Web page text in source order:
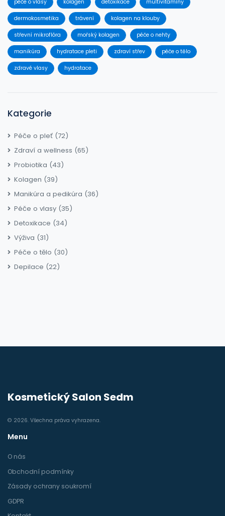
péče o vlasy kolagen detoxikace multivitamíny
dermokosmetika trávení kolagen na klouby
střevní mikroflóra mořský kolagen péče o nehty
manikúra hydratace pleti zdraví střev péče o tělo
zdravé vlasy hydratace
Kategorie
Péče o pleť (72)
Zdraví a wellness (65)
Probiotika (43)
Kolagen (39)
Manikúra a pedikúra (36)
Péče o vlasy (35)
Detoxikace (34)
Výživa (31)
Péče o tělo (30)
Depilace (22)
Kosmetický Salon Sedm
© 2026. Všechna práva vyhrazena.
Menu
O nás
Obchodní podmínky
Zásady ochrany soukromí
GDPR